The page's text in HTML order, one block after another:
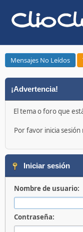
Mensajes No Leídos
¡Advertencia!
El tema o foro que
Por favor inicia sesión
Iniciar sesión
Nombre de usuario:
Contraseña: